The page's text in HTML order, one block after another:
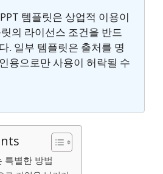
템플릿은 상업적 이용이
의 라이선스 조건을 반드
. 일부 템플릿은 출처를 명
용으로만 사용이 허락될 수
특별한 방법